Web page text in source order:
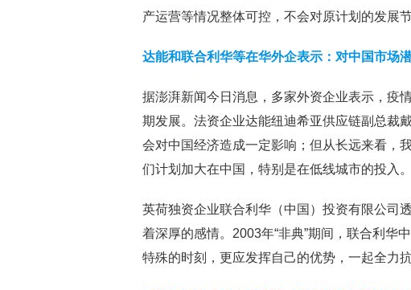
产运营等情况整体可控，不会对原计划的发展
达能和联合利华等在华外企表示：对中国市场
据澎湃新闻今日消息，多家外资企业表示，疫
期发展。法资企业达能纽迪希亚供应链副总裁
会对中国经济造成一定影响；但从长远来看，
们计划加大在中国，特别是在低线城市的投入
英荷独资企业联合利华（中国）投资有限公司
着深厚的感情。2003年“非典”期间，联合利华
特殊的时刻，更应发挥自己的优势，一起全力抗“